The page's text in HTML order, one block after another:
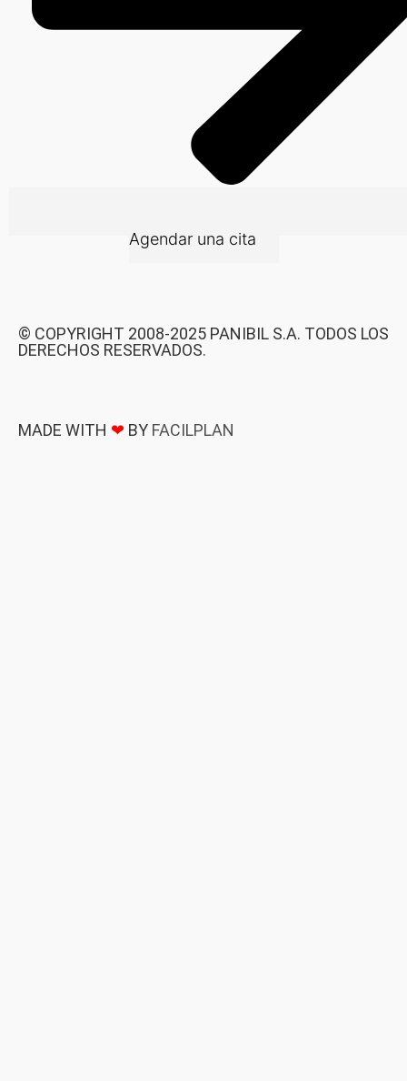
Agendar una cita
© COPYRIGHT 2008-2025 PANIBIL S.A. TODOS LOS
DERECHOS RESERVADOS.
MADE WITH ❤ BY FACILPLAN